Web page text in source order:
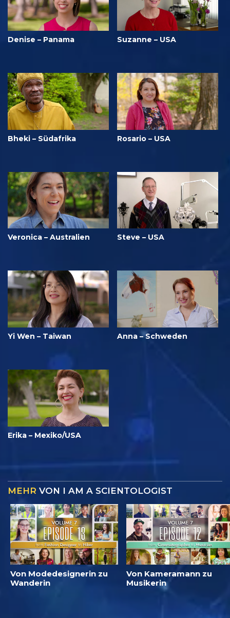
Denise – Panama Suzanne – USA
Bheki – Südafrika Rosario – USA
Veronica – Australien Steve – USA
Yi Wen – Taiwan Anna – Schweden
Erika – Mexiko/USA
MEHR VON I AM A SCIENTOLOGIST
Von Modedesignerin zu
Wanderin
Von Kameramann zu
Musikerin